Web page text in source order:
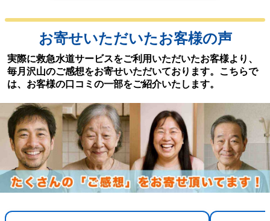
お寄せいただいたお客様の声
実際に救急水道サービスをご利用いただいたお客様より、
毎月沢山のご感想をお寄せいただいております。こちらで
は、お客様の口コミの一部をご紹介いたします。